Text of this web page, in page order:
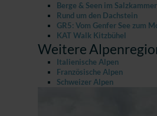
Berge & Seen im
Rund um den Dachstein
GR5: Vom Genfer See zum
KAT Walk Kitzbühel
Weitere
Italienische Alpen
Französische Alpen
Schweizer Alpen